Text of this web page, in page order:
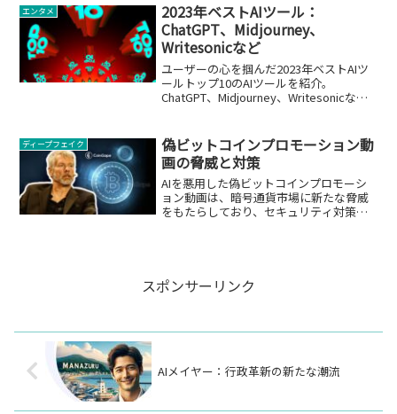
エンタメ
2023年ベストAIツール：
ChatGPT、Midjourney、
Writesonicなど
ユーザーの心を掴んだ2023年ベストAIツ
ールトップ10のAIツールを紹介。
ChatGPT、Midjourney、Writesonicな
ディープフェイク
偽ビットコインプロモーション動
画の脅威と対策
AIを悪用した偽ビットコインプロモーシ
ョン動画は、暗号通貨市場に新たな脅威
をもたらしており、セキュリティ対策の
スポンサーリンク
AIメイヤー：行政革新の新たな潮流